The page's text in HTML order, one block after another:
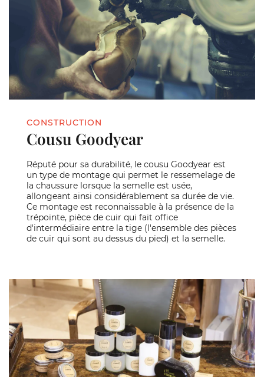
CONSTRUCTION
Cousu Goodyear
Réputé pour sa durabilité, le cousu Goodyear est
un type de montage qui permet le ressemelage de
la chaussure lorsque la semelle est usée,
allongeant ainsi considérablement sa durée de vie.
Ce montage est reconnaissable à la présence de la
trépointe, pièce de cuir qui fait office
d'intermédiaire entre la tige (l'ensemble des pièces
de cuir qui sont au dessus du pied) et la semelle.